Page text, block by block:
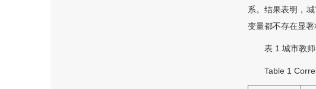
系。结果表明，
变量都不存在显
表 1 城市教
Table 1